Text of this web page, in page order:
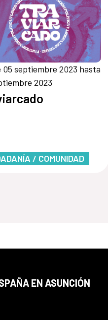
05 septiembre 2023 hasta
2023
/ COMUNIDAD
EN ASUNCIÓN